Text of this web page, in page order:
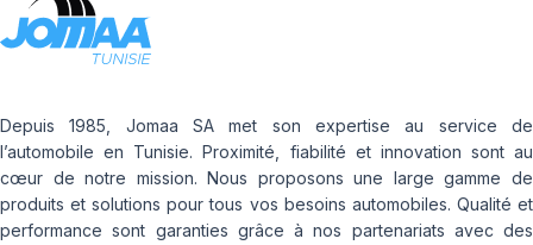
Depuis 1985, Jomaa SA met son expertise au service de
l’automobile en Tunisie. Proximité, fiabilité et innovation sont au
cœur de notre mission. Nous proposons une large gamme de
produits et solutions pour tous vos besoins automobiles. Qualité et
performance sont garanties grâce à nos partenariats avec des